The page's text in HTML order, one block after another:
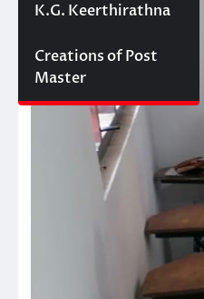
K.G. Keerthirathna
Creations of Post
Master